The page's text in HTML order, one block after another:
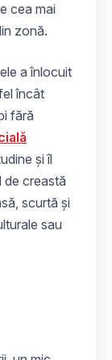
cea mai
zonă.
a înlocuit
încât
fără
și îl
de creastă
scurtă și
sau